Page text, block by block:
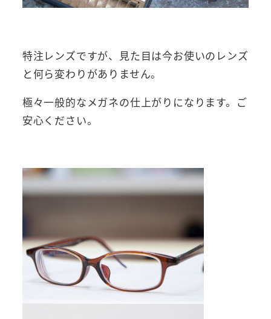
特注レンズですが、見た目は今お使いのレンズ
と何ら変わりがありません。
極々一般的なメガネの仕上がりになります。ご
安心ください。